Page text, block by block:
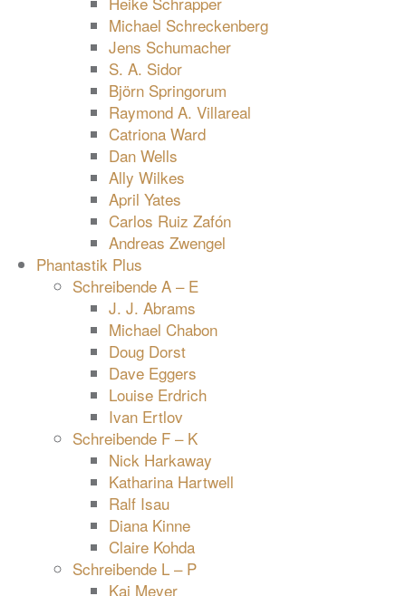
Michael Schreckenberg
Jens Schumacher
S. A. Sidor
Björn Springorum
Raymond A. Villareal
Catriona Ward
Dan Wells
Ally Wilkes
April Yates
Carlos Ruiz Zafón
Andreas Zwengel
Phantastik Plus
Schreibende A – E
J. J. Abrams
Michael Chabon
Doug Dorst
Dave Eggers
Louise Erdrich
Ivan Ertlov
Schreibende F – K
Nick Harkaway
Katharina Hartwell
Ralf Isau
Diana Kinne
Claire Kohda
Schreibende L – P
Kai Meyer